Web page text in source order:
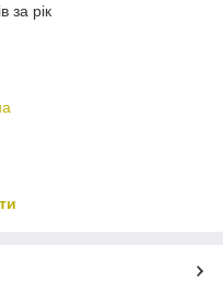
за рік